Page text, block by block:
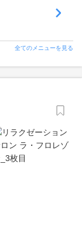
全てのメニューを見る